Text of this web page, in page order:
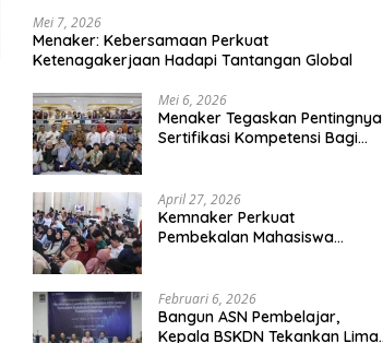
Mei 7, 2026
Menaker: Kebersamaan Perkuat
Ketenagakerjaan Hadapi Tantangan Global
Mei 6, 2026
Menaker Tegaskan Pentingnya
Sertifikasi Kompetensi Bagi
April 27, 2026
Kemnaker Perkuat
Pembekalan Mahasiswa
Februari 6, 2026
Bangun ASN Pembelajar,
Kepala BSKDN Tekankan Lima